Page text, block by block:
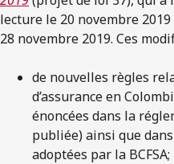
lecture le 20 novembre
28 novembre 2019. Ces
de nouvelles règles
d’assurance en
énoncées dans la
publiée) ainsi que
adoptées par la BCFSA;